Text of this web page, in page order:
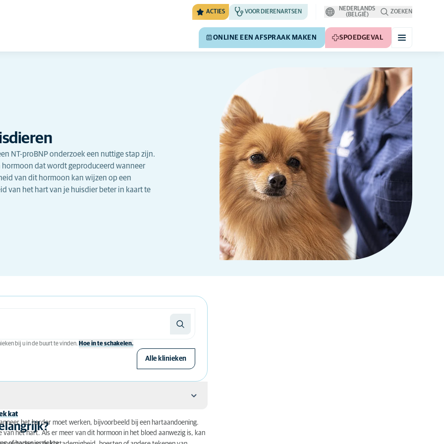
ACTIES VOOR DIERENARTSEN
NEDERLANDS
(BELGIË)
ZOEKEN
ONLINE EEN AFSPRAAK MAKEN SPOEDGEVAL
NT-proBNP onderzoek een nuttige stap zijn.
hormoon dat wordt geproduceerd wanneer
van dit hormoon kan wijzen op een
van het hart van je huisdier beter in kaart te
bij u in de buurt te vinden. Hoe in te schakelen.
Alle klinieken
kat
het harder moet werken, bijvoorbeeld bij een hartaandoening.
het hart. Als er meer van dit hormoon in het bloed aanwezig is, kan